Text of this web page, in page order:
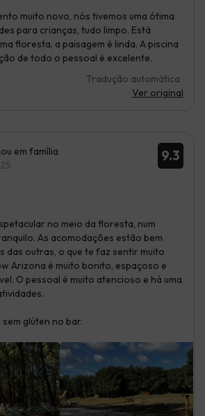
muito novo, nós tivemos uma ótima
para crianças, tudo limpo. Está
floresta, a paisagem é linda. A piscina
de todo o pessoal é excelente.
Tradução automática
Ver original
9.3
em família
no meio da floresta, num
As acomodações estão bem
das outras, o que te faz sentir muito
Arizona é muito bonito, espaçoso e
O pessoal é muito atencioso e há uma
glúten no bar.